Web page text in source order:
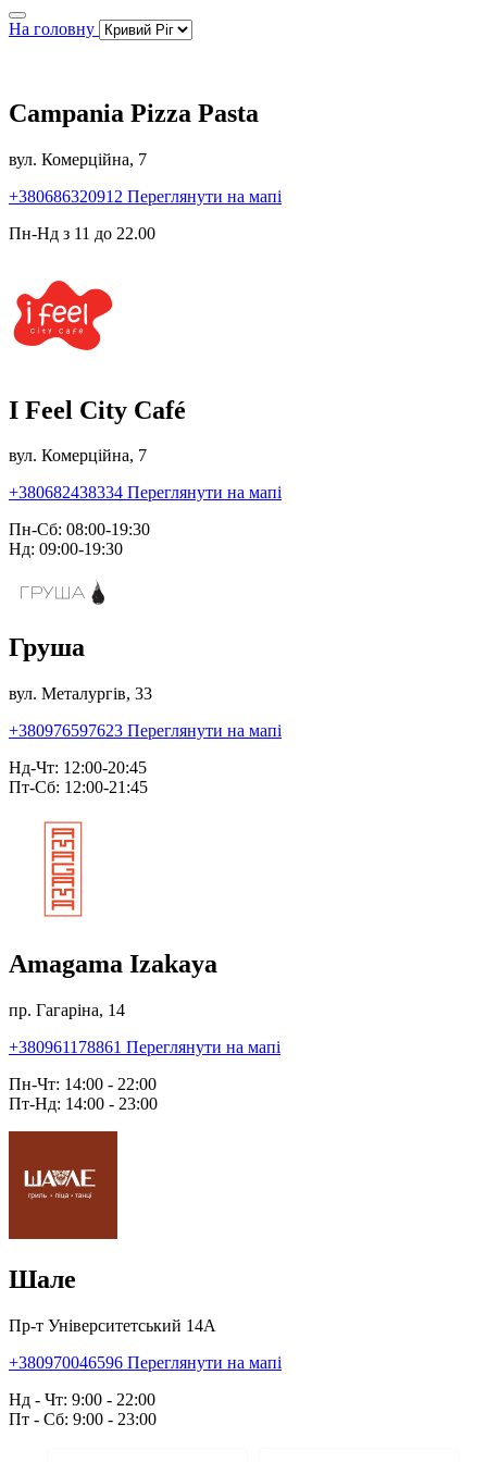
На головну
Campania Pizza Pasta
вул. Комерційна, 7
+380686320912 Переглянути на мапі
Пн-Нд з 11 до 22.00
I Feel City Café
вул. Комерційна, 7
+380682438334 Переглянути на мапі
Пн-Сб: 08:00-19:30
Нд: 09:00-19:30
Груша
вул. Металургів, 33
+380976597623 Переглянути на мапі
Нд-Чт: 12:00-20:45
Пт-Сб: 12:00-21:45
Amagama Izakaya
пр. Гагаріна, 14
+380961178861 Переглянути на мапі
Пн-Чт: 14:00 - 22:00
Пт-Нд: 14:00 - 23:00
Шале
Пр-т Університетський 14А
+380970046596 Переглянути на мапі
Нд - Чт: 9:00 - 22:00
Пт - Сб: 9:00 - 23:00